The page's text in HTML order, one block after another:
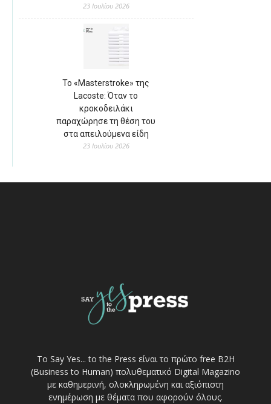
23 Ιουλίου 2026
Το «Masterstroke» της
Lacoste: Όταν το
κροκοδειλάκι
παραχώρησε τη θέση του
στα απειλούμενα είδη
23 Ιουλίου 2026
Το Say Yes... to the Press είναι το πρώτο free Β2Η
(Business to Human) πολυθεματικό Digital Magazino
με καθημερινή, ολοκληρωμένη και αξιόπιστη
ενημέρωση με θέματα που αφορούν όλους.